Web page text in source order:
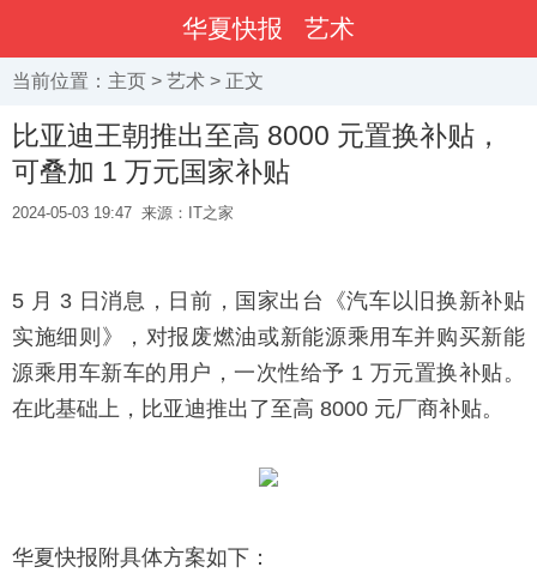
华夏快报 艺术
当前位置： 主页 > 艺术 > 正文
比亚迪王朝推出至高 8000 元置换补贴，
可叠加 1 万元国家补贴
2024-05-03 19:47 来源：IT之家
5 月 3 日消息，日前，国家出台《汽车以旧换新补贴
实施细则》，对报废燃油或新能源乘用车并购买新能
源乘用车新车的用户，一次性给予 1 万元置换补贴。
在此基础上，比亚迪推出了至高 8000 元厂商补贴。
华夏快报附具体方案如下：